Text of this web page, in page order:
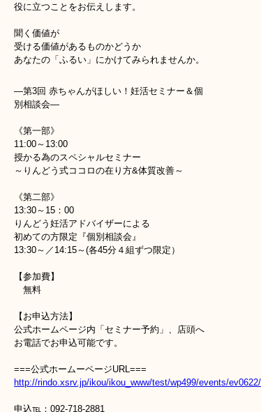
役に立つことをお伝えします。
聞く価値が
受ける価値があるものかどうか
あなたの「ふるい」にかけてみられませんか。
—第3回 赤ちゃんがほしい！妊活セミナー＆個
別相談会—
《第一部》
11:00～13:00
授かる為のスペシャルセミナー
～りんどう式ココロの在り方&体質改善～
《第二部》
13:30～15：00
りんどう妊活アドバイザーによる
初めての方限定『個別相談会』
13:30～／14:15～(各45分４組ずつ限定）
【参加費】
無料
【お申込方法】
公式ホームページ内「セミナー予約」、店頭へ
お電話でお申込可能です。
===公式ホームーページURL===
http://rindo.xsrv.jp/ikou/ikou_www/test/wp499/events/ev0622/
申込℡：092-718-2881